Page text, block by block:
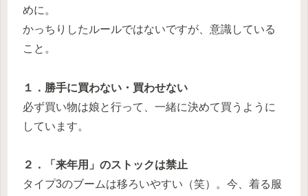
めに。
かっちりしたルールではないですが、意識している
こと。
１．勝手に買わない・買わせない
必ず買い物は娘と行って、一緒に決めて買うように
しています。
２．「来年用」のストックは禁止
タイプ3のブームは移ろいやすい（笑）。今、着る服